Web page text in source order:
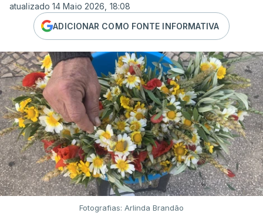
atualizado 14 Maio 2026, 18:08
ADICIONAR COMO FONTE INFORMATIVA
Fotografias: Arlinda Brandão